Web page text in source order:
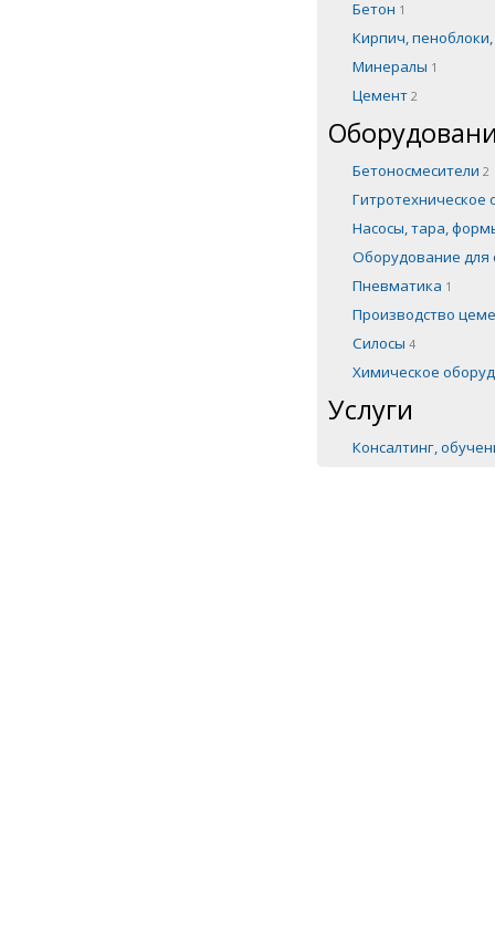
Бетон 1
Кирпич,
Минералы 1
Цемент 2
Бетоносмесители 2
Насосы, тара,
Оборудование для
Пневматика 1
Производство
Силосы 4
Химическое
Услуги
Консалтинг,